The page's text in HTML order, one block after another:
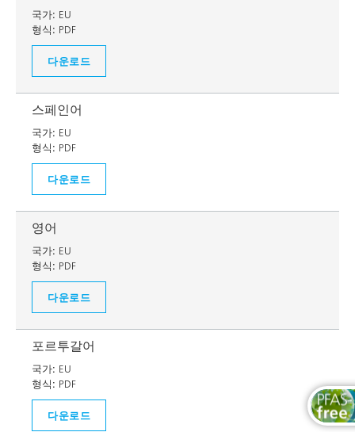
국가: EU
형식: PDF
다운로드
스페인어
국가: EU
형식: PDF
다운로드
영어
국가: EU
형식: PDF
다운로드
포르투갈어
국가: EU
형식: PDF
다운로드